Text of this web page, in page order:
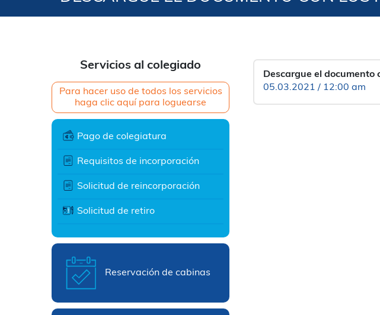
Servicios al colegiado
Para hacer uso de todos los servicios
haga clic aquí para loguearse
Pago de colegiatura
Requisitos de incorporación
Solicitud de reincorporación
Solicitud de retiro
Reservación de cabinas
Descargue el documento
05.03.2021 / 12:00 am